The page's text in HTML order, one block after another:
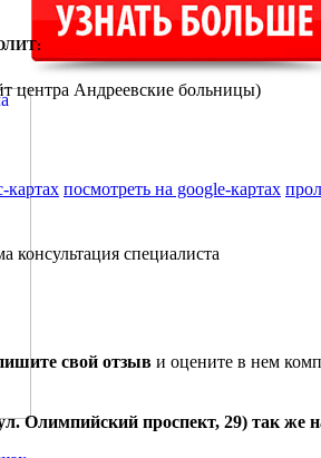
центра Андреевские больницы)
картах посмотреть на google-картах
консультация специалиста
свой отзыв и оцените в нем
Олимпийский проспект, 29) так же